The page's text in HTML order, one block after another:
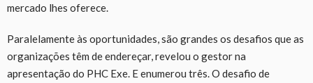
mercado lhes oferece.
Paralelamente às oportunidades, são grandes os desafios que as
organizações têm de endereçar, revelou o gestor na
apresentação do PHC Exe. E enumerou três. O desafio de